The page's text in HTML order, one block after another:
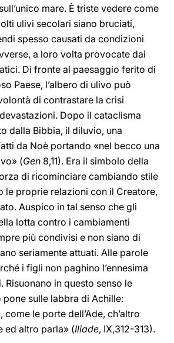
mare. È triste vedere come
ulivi secolari siano bruciati,
spesso causati da condizioni
a loro volta provocate dai
Di fronte al paesaggio ferito di
Paese, l’albero di ulivo può
di contrastare la crisi
Dopo il cataclisma
dalla Bibbia, il diluvio, una
da Noè portando «nel becco una
(Gen 8,11). Era il simbolo della
di ricominciare cambiando stile
le proprie relazioni con il Creatore,
Auspico in tal senso che gli
lotta contro i cambiamenti
più condivisi e non siano di
seriamente attuati. Alle parole
i figli non paghino l’ennesima
Risuonano in questo senso le
pone sulle labbra di Achille:
come le porte dell’Ade, ch’altro
ed altro parla» (Iliade, IX,312-313).